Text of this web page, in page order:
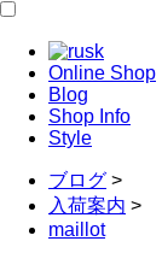
Online Shop
Blog
Shop Info
Style
ブログ >
入荷案内 >
maillot